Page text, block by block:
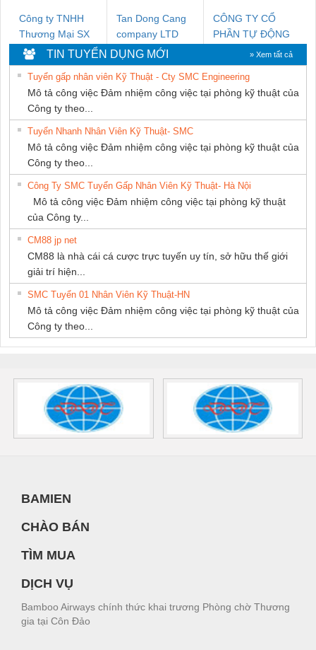
Công ty TNHH
Thương Mại SX
Ba Miền
Tan Dong Cang
company LTD
CÔNG TY CỔ
PHẦN TỰ ĐỘNG
TIẾN HƯNG
TIN TUYỂN DỤNG MỚI » Xem tất cả
Tuyển gấp nhân viên Kỹ Thuật - Cty SMC Engineering
Mô tả công việc Đảm nhiệm công việc tại phòng kỹ thuật của
Công ty theo...
Tuyển Nhanh Nhân Viên Kỹ Thuật- SMC
Mô tả công việc Đảm nhiệm công việc tại phòng kỹ thuật của
Công ty theo...
Công Ty SMC Tuyển Gấp Nhân Viên Kỹ Thuật- Hà Nội
Mô tả công việc Đảm nhiệm công việc tại phòng kỹ thuật
của Công ty...
CM88 jp net
CM88 là nhà cái cá cược trực tuyến uy tín, sở hữu thế giới
giải trí hiện...
SMC Tuyển 01 Nhân Viên Kỹ Thuật-HN
Mô tả công việc Đảm nhiệm công việc tại phòng kỹ thuật của
Công ty theo...
BAMIEN
CHÀO BÁN
TÌM MUA
DỊCH VỤ
Bamboo Airways chính thức khai trương Phòng chờ Thương
gia tại Côn Đảo